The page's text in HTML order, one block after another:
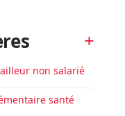
non salarié
santé